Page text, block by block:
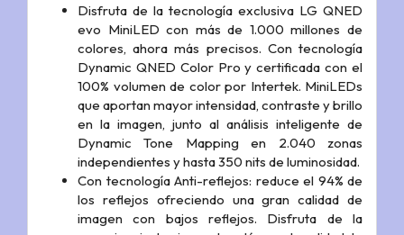
Disfruta de la tecnología exclusiva LG QNED
evo MiniLED con más de 1.000 millones de
colores, ahora más precisos. Con tecnología
Dynamic QNED Color Pro y certificada con el
100% volumen de color por Intertek. MiniLEDs
que aportan mayor intensidad, contraste y brillo
en la imagen, junto al análisis inteligente de
Dynamic Tone Mapping en 2.040 zonas
independientes y hasta 350 nits de luminosidad.
Con tecnología Anti-reflejos: reduce el 94% de
los reflejos ofreciendo una gran calidad de
imagen con bajos reflejos. Disfruta de la